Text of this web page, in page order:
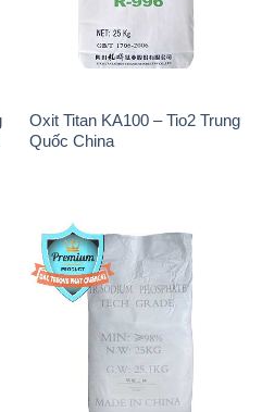
Phosphate 96% Tech Grade
Trung Quốc China